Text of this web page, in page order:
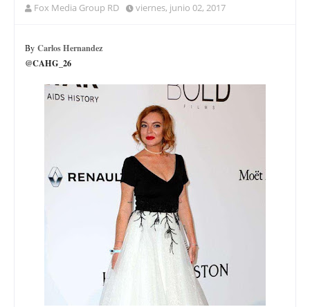
Fox Media Group RD viernes, junio 02, 2017
By Carlos Hernandez
@CAHG_26